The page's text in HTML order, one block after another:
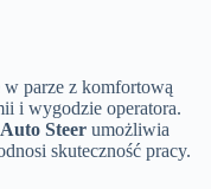
parze z komfortową
i wygodzie operatora.
Steer umożliwia
skuteczność pracy.